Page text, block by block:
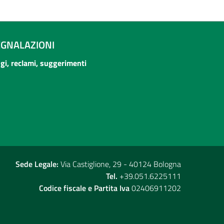
reclami, suggerimenti
Sede Legale: Via Castiglione, 29 - 40124 Bologna
Tel. +39.051.6225111
Codice fiscale e Partita Iva02406911202